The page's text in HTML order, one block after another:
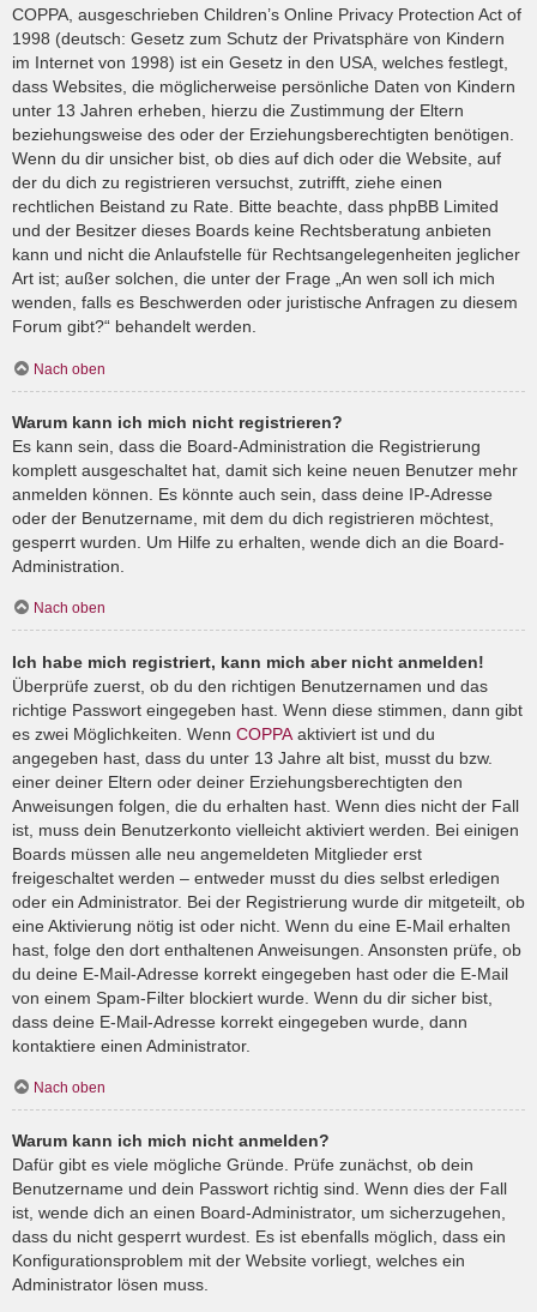
COPPA, ausgeschrieben Children’s Online Privacy Protection Act of
1998 (deutsch: Gesetz zum Schutz der Privatsphäre von Kindern
im Internet von 1998) ist ein Gesetz in den USA, welches festlegt,
dass Websites, die möglicherweise persönliche Daten von Kindern
unter 13 Jahren erheben, hierzu die Zustimmung der Eltern
beziehungsweise des oder der Erziehungsberechtigten benötigen.
Wenn du dir unsicher bist, ob dies auf dich oder die Website, auf
der du dich zu registrieren versuchst, zutrifft, ziehe einen
rechtlichen Beistand zu Rate. Bitte beachte, dass phpBB Limited
und der Besitzer dieses Boards keine Rechtsberatung anbieten
kann und nicht die Anlaufstelle für Rechtsangelegenheiten jeglicher
Art ist; außer solchen, die unter der Frage „An wen soll ich mich
wenden, falls es Beschwerden oder juristische Anfragen zu diesem
Forum gibt?“ behandelt werden.
Nach oben
Warum kann ich mich nicht registrieren?
Es kann sein, dass die Board-Administration die Registrierung
komplett ausgeschaltet hat, damit sich keine neuen Benutzer mehr
anmelden können. Es könnte auch sein, dass deine IP-Adresse
oder der Benutzername, mit dem du dich registrieren möchtest,
gesperrt wurden. Um Hilfe zu erhalten, wende dich an die Board-
Administration.
Nach oben
Ich habe mich registriert, kann mich aber nicht anmelden!
Überprüfe zuerst, ob du den richtigen Benutzernamen und das
richtige Passwort eingegeben hast. Wenn diese stimmen, dann gibt
es zwei Möglichkeiten. Wenn COPPA aktiviert ist und du
angegeben hast, dass du unter 13 Jahre alt bist, musst du bzw.
einer deiner Eltern oder deiner Erziehungsberechtigten den
Anweisungen folgen, die du erhalten hast. Wenn dies nicht der Fall
ist, muss dein Benutzerkonto vielleicht aktiviert werden. Bei einigen
Boards müssen alle neu angemeldeten Mitglieder erst
freigeschaltet werden – entweder musst du dies selbst erledigen
oder ein Administrator. Bei der Registrierung wurde dir mitgeteilt, ob
eine Aktivierung nötig ist oder nicht. Wenn du eine E-Mail erhalten
hast, folge den dort enthaltenen Anweisungen. Ansonsten prüfe, ob
du deine E-Mail-Adresse korrekt eingegeben hast oder die E-Mail
von einem Spam-Filter blockiert wurde. Wenn du dir sicher bist,
dass deine E-Mail-Adresse korrekt eingegeben wurde, dann
kontaktiere einen Administrator.
Nach oben
Warum kann ich mich nicht anmelden?
Dafür gibt es viele mögliche Gründe. Prüfe zunächst, ob dein
Benutzername und dein Passwort richtig sind. Wenn dies der Fall
ist, wende dich an einen Board-Administrator, um sicherzugehen,
dass du nicht gesperrt wurdest. Es ist ebenfalls möglich, dass ein
Konfigurationsproblem mit der Website vorliegt, welches ein
Administrator lösen muss.